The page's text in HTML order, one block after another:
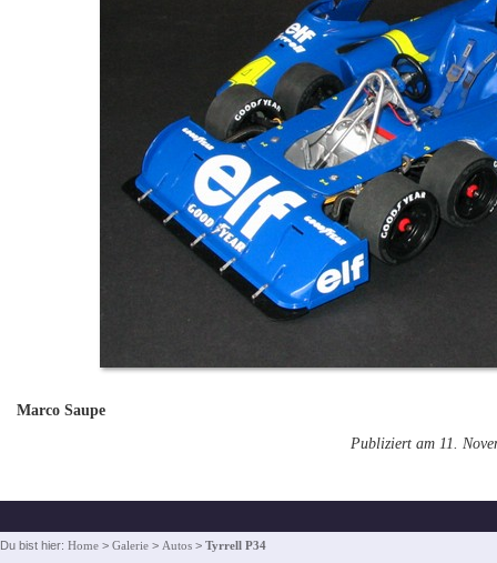
Marco Saupe
Publiziert am 11.
Du bist hier: Home > Galerie > Autos > Tyrrell P34